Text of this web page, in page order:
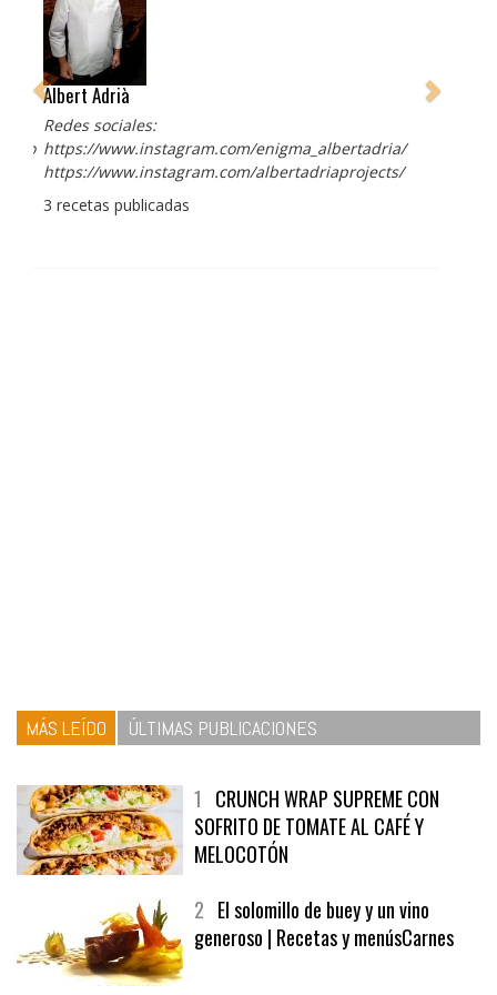
Albert Adrià
Redes sociales:
https://www.instagram.com/enigma_albertadria/
https://www.instagram.com/albertadriaprojects/
3 recetas publicadas
MÁS LEÍDO ÚLTIMAS PUBLICACIONES
1 CRUNCH WRAP SUPREME CON
SOFRITO DE TOMATE AL CAFÉ Y
MELOCOTÓN
2 El solomillo de buey y un vino
generoso | Recetas y menúsCarnes